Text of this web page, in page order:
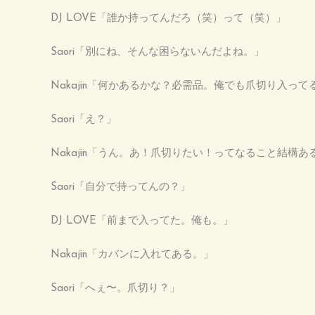
DJ LOVE「誰か持ってんだろ（笑）って（笑）」
Saori「別にね、そんな困らないんだよね。」
Nakajin「何かあるかな？必需品。俺でも爪切り入って
Saori「え？」
Nakajin「うん。あ！爪切りたい！ってなること結構あ
Saori「自分で持ってんの？」
DJ LOVE「前まで入ってた。俺も。」
Nakajin「カバンに入れてある。」
Saori「へぇ〜。爪切り？」